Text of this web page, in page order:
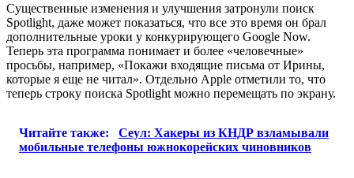
Существенные изменения и улучшения затронули поиск
Spotlight, даже может показаться, что все это время он брал
дополнительные уроки у конкурирующего Google Now.
Теперь эта программа понимает и более «человечные»
просьбы, например, «Покажи входящие письма от Ирины,
которые я еще не читал». Отдельно Apple отметили то, что
теперь строку поиска Spotlight можно перемещать по экрану.
Читайте также:
Сеул: Хакеры из КНДР взламывали
мобильные телефоны южнокорейских чиновников